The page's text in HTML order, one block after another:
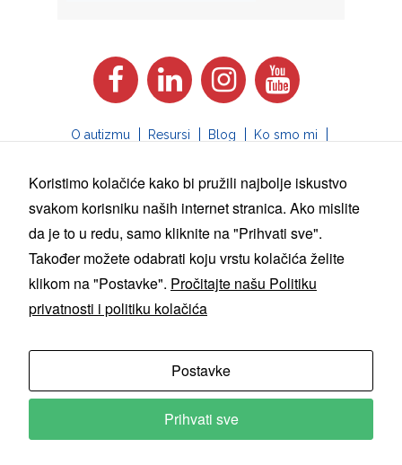
O autizmu Resursi Blog
Ko smo mi
info@naukatizam.org
Sav sadržaj naše web stranice služi samo u
informativne svrhe. Nije zamjena za stručni savjet,
dijagnozu ili liječenje. Iz tog razloga, uvijek tražite
savjet svog liječnika, terapeuta ili drugog
kvalifikovanog zdravstvenog radnika u slučaju bilo
kakvih pitanja ili nedoumica.
nAUkaTIZAM kao izvora.
Politika privatnosti i politika kolačića
Postavke kolačića
Koristimo kolačiće kako bi pružili najbolje iskustvo
svakom korisniku naših internet stranica. Ako mislite
da je to u redu, samo kliknite na "Prihvati sve".
Također možete odabrati koju vrstu kolačića želite
klikom na "Postavke". Pročitajte našu Politiku
privatnosti i politiku kolačića
Postavke
Prihvati sve